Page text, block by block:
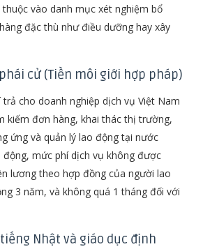
vào danh mục xét nghiệm bổ
đặc thù như điều dưỡng hay xây
cử (Tiền môi giới hợp pháp)
cho doanh nghiệp dịch vụ Việt Nam
kiếm đơn hàng, khai thác thị trường,
ứng và quản lý lao động tại nước
động, mức phí dịch vụ không được
lương theo hợp đồng của người lao
3 năm, và không quá 1 tháng đối với
Nhật và giáo dục định